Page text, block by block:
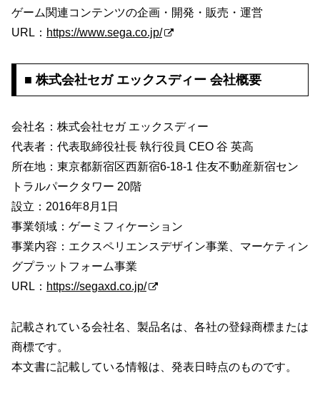
ゲーム関連コンテンツの企画・開発・販売・運営
URL： https://www.sega.co.jp/
■ 株式会社セガ エックスディー 会社概要
会社名：株式会社セガ エックスディー
代表者：代表取締役社長 執行役員 CEO 谷 英高
所在地：東京都新宿区西新宿6-18-1 住友不動産新宿セン
トラルパークタワー 20階
設立：2016年8月1日
事業領域：ゲーミフィケーション
事業内容：エクスペリエンスデザイン事業、マーケティン
グプラットフォーム事業
URL： https://segaxd.co.jp/
記載されている会社名、製品名は、各社の登録商標または
商標です。
本文書に記載している情報は、発表日時点のものです。